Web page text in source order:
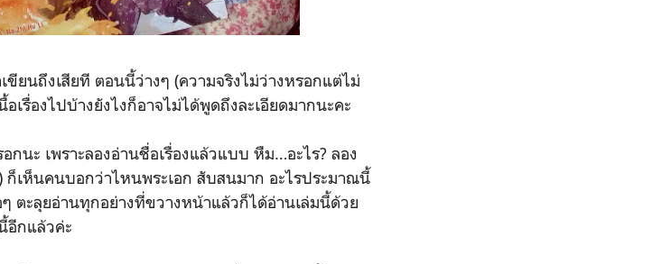
ถึงเสียที ตอนนี้ว่างๆ (ความจริงไม่ว่างหรอกแต่ไม่
เรื่องไปบ้างยังไงก็อาจไม่ได้พูดถึงละเอียดมากนะคะ
ะ เพราะลองอ่านชื่อเรื่องแล้วแบบ หืม…อะไร? ลอง
ก็เห็นคนบอกว่าไหนพระเอก สับสนมาก อะไรประมาณนี้
ตะลุยอ่านทุกอย่างที่ขวางหน้าแล้วก็ได้อ่านเล่มนี้ด้วย
อีกแล้วค่ะ